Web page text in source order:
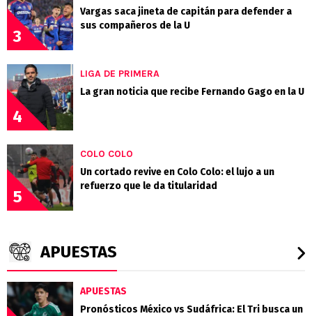
3
Vargas saca jineta de capitán para defender a
sus compañeros de la U
4
LIGA DE PRIMERA
La gran noticia que recibe Fernando Gago en la U
5
COLO COLO
Un cortado revive en Colo Colo: el lujo a un
refuerzo que le da titularidad
APUESTAS
APUESTAS
Pronósticos México vs Sudáfrica: El Tri busca un